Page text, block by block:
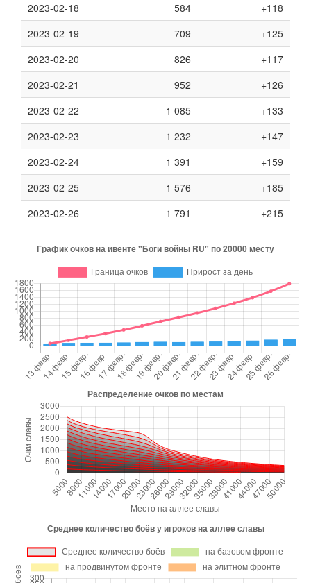
2023-02-18
584
+118
2023-02-19
709
+125
2023-02-20
826
+117
2023-02-21
952
+126
2023-02-22
1 085
+133
2023-02-23
1 232
+147
2023-02-24
1 391
+159
2023-02-25
1 576
+185
2023-02-26
1 791 +215